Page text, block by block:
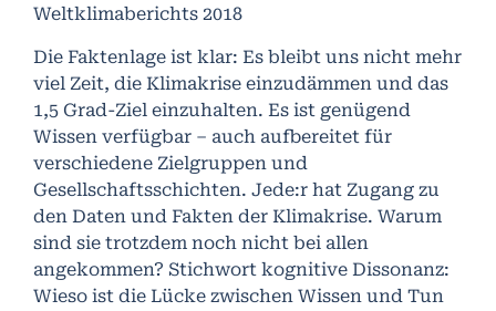
Weltklimaberichts 2018
Die Faktenlage ist klar: Es bleibt uns nicht mehr
viel Zeit, die Klimakrise einzudämmen und das
1,5 Grad-Ziel einzuhalten. Es ist genügend
Wissen verfügbar – auch aufbereitet für
verschiedene Zielgruppen und
Gesellschaftsschichten. Jede:r hat Zugang zu
den Daten und Fakten der Klimakrise. Warum
sind sie trotzdem noch nicht bei allen
angekommen? Stichwort kognitive Dissonanz:
Wieso ist die Lücke zwischen Wissen und Tun